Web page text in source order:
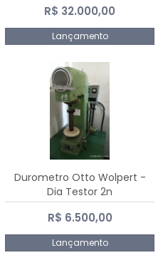
R$ 32.000,00
Lançamento
Durometro Otto Wolpert -
Dia Testor 2n
R$ 6.500,00
Lançamento